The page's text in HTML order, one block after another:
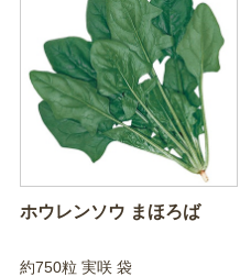
ホウレンソウ まほろば
約750粒 実咲 袋